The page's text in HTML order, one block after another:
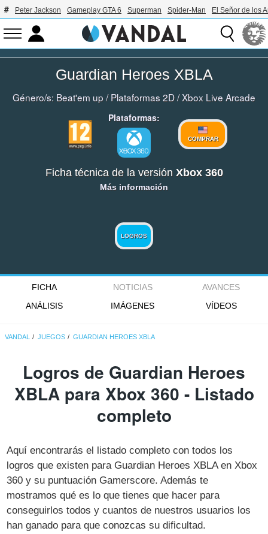
Peter Jackson Gameplay GTA 6 Superman Spider-Man El Señor de los
Guardian Heroes XBLA
Género/s: Beat'em up /Plataformas 2D/Xbox Live Arcade
Plataformas:
COMPRAR
Ficha técnica de la versión Xbox 360
Más información
LOGROS
FICHA NOTICIAS
AVANCES
ANÁLISIS
IMÁGENES VÍDEOS
VANDAL JUEGOS GUARDIAN HEROES XBLA
Logros de Guardian Heroes
XBLA para Xbox 360 - Listado
completo
Aquí encontrarás el listado completo con todos los
logros que existen para Guardian Heroes XBLA en Xbox
360 y su puntuación Gamerscore. Además te
mostramos qué es lo que tienes que hacer para
conseguirlos todos y cuantos de nuestros usuarios los
han ganado para que conozcas su dificultad.